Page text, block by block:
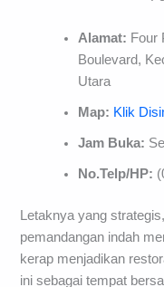
Boulevard,
Utara
Map: Klik
No.Telp/HP:
Letaknya yang